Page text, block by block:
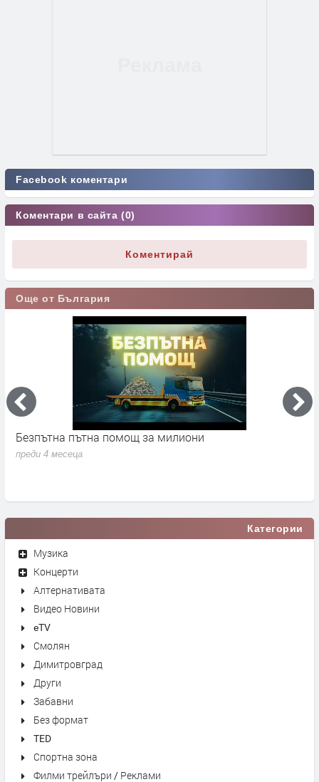
Facebook коментари
Коментари в сайта (0)
Коментирай
Още от България
М.Антонова: предизборни сметки и лобизъм
лишават България от над 1 млрд. евро
Категории
Музика
Концерти
Алтернативата
Видео Новини
eTV
Смолян
Димитровград
Други
Забавни
Без формат
TED
Спортна зона
Филми трейлъри / Реклами